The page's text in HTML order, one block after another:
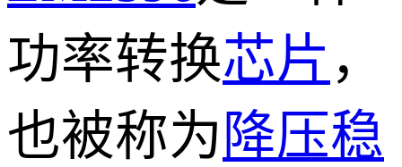
功率转换芯片 ，
也被称为 降压稳